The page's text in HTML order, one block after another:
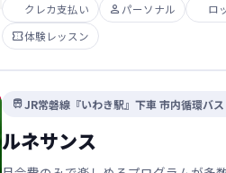
クレカ支払い  パーソナル
ロ
体験レッスン
JR常磐線『いわき駅』下車 市内循環バ
ルネサンス